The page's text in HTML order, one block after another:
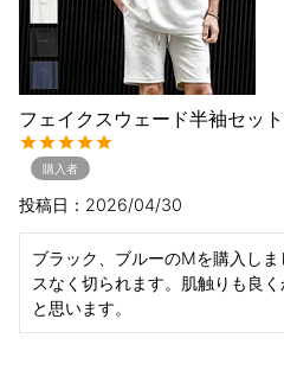
フェイクスウェード半袖セッ
購入者
投稿日 2026/04/30
ブラック、ブルーのMを購入し
スなく切られます。肌触りも良
と思います。